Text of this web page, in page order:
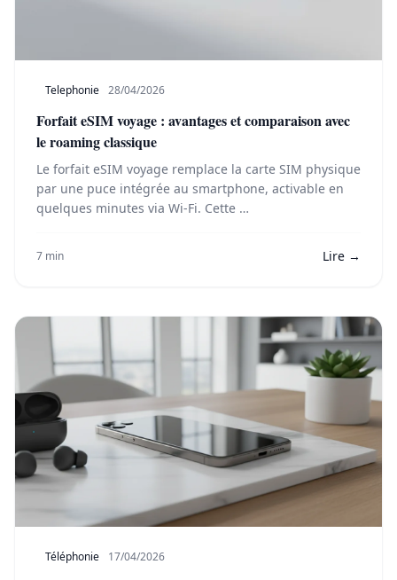
Telephonie 28/04/2026
Forfait eSIM voyage : avantages et comparaison avec
le roaming classique
Le forfait eSIM voyage remplace la carte SIM physique
par une puce intégrée au smartphone, activable en
quelques minutes via Wi-Fi. Cette …
7 min Lire →
Téléphonie 17/04/2026